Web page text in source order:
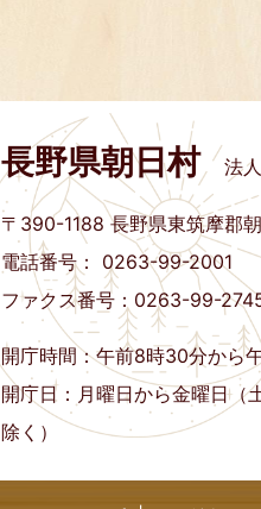
長野県朝日村 法
〒390-1188長野県東筑摩郡
電話番号： 0263-99-2001
ファクス番号：0263-99-
開庁時間：午前8時30分から
開庁日：月曜日から金曜日（
除く）